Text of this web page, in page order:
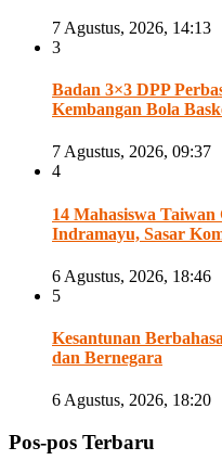
7 Agustus, 2026, 14:13
3
Badan 3×3 DPP
Kembangan Bola
7 Agustus, 2026, 09:37
4
14 Mahasiswa
Indramayu, Sasar
6 Agustus, 2026, 18:46
5
Kesantunan
dan Bernegara
6 Agustus, 2026, 18:20
Pos-pos Terbaru